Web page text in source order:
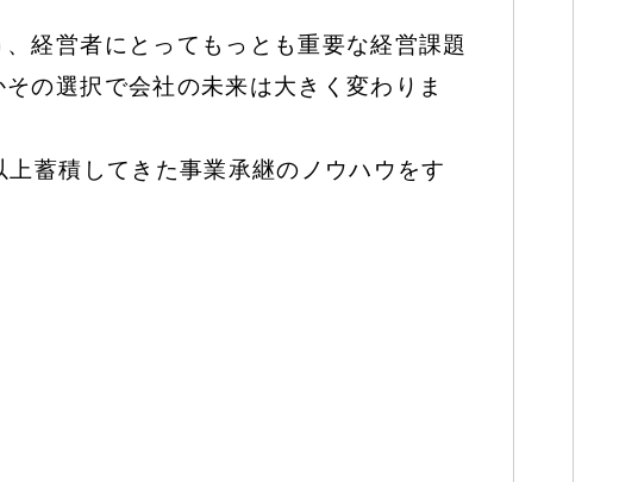
経営者にとってもっとも重要な経営課題
の選択で会社の未来は大きく変わりま
蓄積してきた事業承継のノウハウをす